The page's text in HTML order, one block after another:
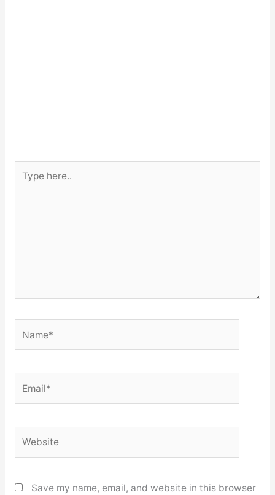
here..
Save my name, email, and website in this browser